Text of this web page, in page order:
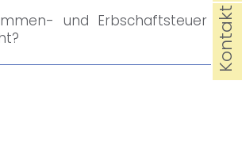
und Erbschaftsteuer –Kontakt